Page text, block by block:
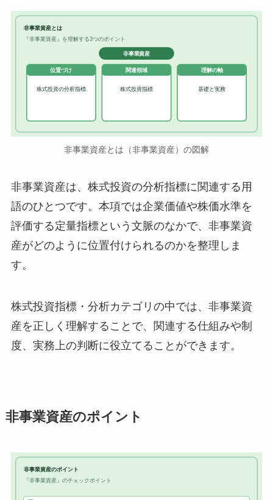
非事業資産とは
『非事業資産』を理解する3つのポイント
非事業資産
位置づけ
株式投資の分析指標
関連領域
株式投資指標
理解の軸
基礎と実務
非事業資産とは（非事業資産）の図解
非事業資産は、株式投資の分析指標に関連する用
語のひとつです。本項では企業価値や株価水準を
評価する定量指標という文脈のなかで、非事業資
産がどのように位置付けられるのかを整理しま
す。
株式投資指標・分析カテゴリの中では、非事業資
産を正しく理解することで、関連する仕組みや制
度、実務上の判断に役立てることができます。
非事業資産のポイント
非事業資産のポイント
『非事業資産』のチェックポイント